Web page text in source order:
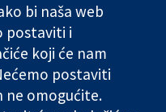
Novosti
medije
O nama
Poslovi
Cochrane
bi naša web
postaviti i
koji će nam
postaviti
ne omogućite.